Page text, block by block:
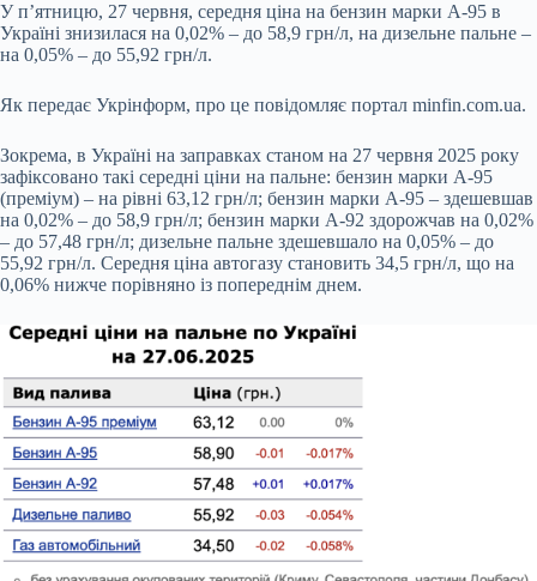
У п’ятницю, 27 червня, середня ціна на бензин марки А-95 в
Україні знизилася на 0,02% – до 58,9 грн/л, на дизельне пальне –
на 0,05% – до 55,92 грн/л.
Як передає Укрінформ, про це повідомляє портал minfin.com.ua.
Зокрема, в Україні на заправках станом на 27 червня 2025 року
зафіксовано такі середні ціни на пальне: бензин марки А-95
(преміум) – на рівні 63,12 грн/л; бензин марки А-95 – здешевшав
на 0,02% – до 58,9 грн/л; бензин марки А-92 здорожчав на 0,02%
– до 57,48 грн/л; дизельне пальне здешевшало на 0,05% – до
55,92 грн/л. Середня ціна автогазу становить 34,5 грн/л, що на
0,06% нижче порівняно із попереднім днем.